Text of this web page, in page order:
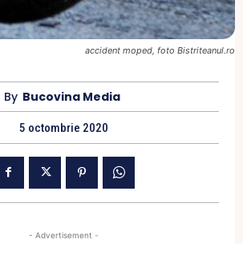
accident moped, foto Bistriteanul.ro
By Bucovina Media
5 octombrie 2020
- Advertisement -